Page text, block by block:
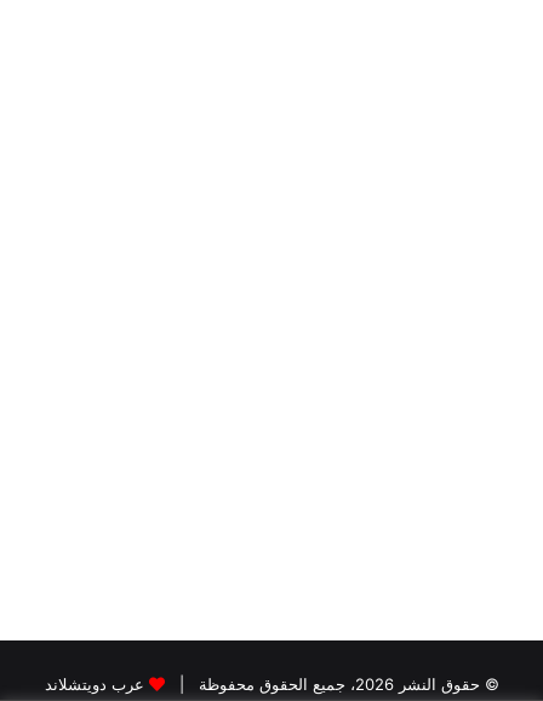
© حقوق النشر 2026، جميع الحقوق محفوظة | عرب دويتشلاند